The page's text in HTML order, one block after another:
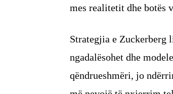
mes realitetit dhe botës
Strategjia e Zuckerberg
ngadalësohet dhe
qëndrueshmëri, jo